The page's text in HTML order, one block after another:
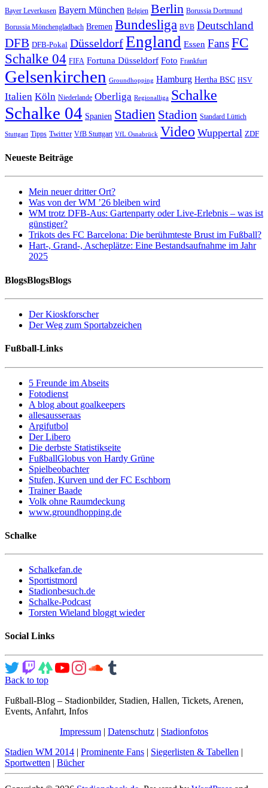
Bayer Leverkusen Bayern München Belgien Berlin Borussia Dortmund
Borussia Mönchengladbach Bremen Bundesliga BVB Deutschland
DFB DFB-Pokal DüsseldorfEngland Essen FansFC
Schalke 04 FIFA Fortuna Düsseldorf Foto Frankfurt
Gelsenkirchen Groundhopping Hamburg Hertha BSC HSV
Italien Köln Niederlande Oberliga Regionalliga Schalke
Schalke 04 Spanien Stadien Stadion Standard Lüttich
Stuttgart Tipps Twitter VfB Stuttgart VfL Osnabrück Video Wuppertal ZDF
Neueste Beiträge
Mein neuer dritter Ort?
Was von der WM ’26 bleiben wird
WM trotz DFB-Aus: Gartenparty oder Live-Erlebnis – was ist
günstiger?
Trikots des FC Barcelona: Die berühmteste Brust im Fußball?
Hart-, Grand-, Ascheplätze: Eine Bestandsaufnahme im Jahr
2025
BlogsBlogsBlogs
Der Kioskforscher
Der Weg zum Sportabzeichen
Fußball-Links
5 Freunde im Abseits
Fotodienst
A blog about goalkeepers
allesausseraas
Argifutbol
Der Libero
Die derbste Statistikseite
FußballGlobus von Hardy Grüne
Spielbeobachter
Stufen, Kurven und der FC Eschborn
Trainer Baade
Volk ohne Raumdeckung
www.groundhopping.de
Schalke
Schalkefan.de
Sportistmord
Stadionbesuch.de
Schalke-Podcast
Torsten Wieland bloggt wieder
Social Links
Back to top
Fußball-Blog – Stadionbilder, Stadien, Hallen, Tickets, Arenen,
Events, Anfahrt, Infos
Impressum | Datenschutz | Stadionfotos
Stadien WM 2014 | Prominente Fans | Siegerlisten & Tabellen |
Sportwetten | Bücher